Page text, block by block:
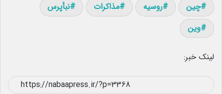
چین
روسیه مذاکرات
نبأپرس
وین
لینک خبر: